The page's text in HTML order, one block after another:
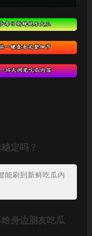
定吗？
能刷到新鲜吃瓜内
身边朋友吃瓜